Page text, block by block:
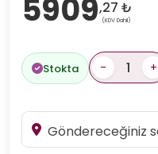
5909,27 ₺
(KDV Dahil)
Stokta - +